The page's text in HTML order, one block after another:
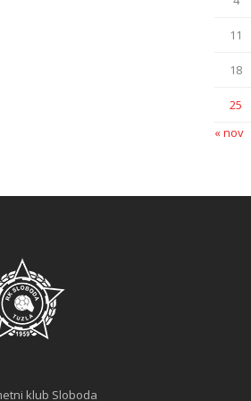
11
18
25
« nov
klub Sloboda